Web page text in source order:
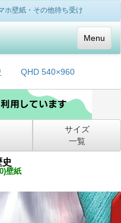
ホ壁紙・その他待ち受け
Menu
QHD 540×960
サイズ
一覧
史
壁紙